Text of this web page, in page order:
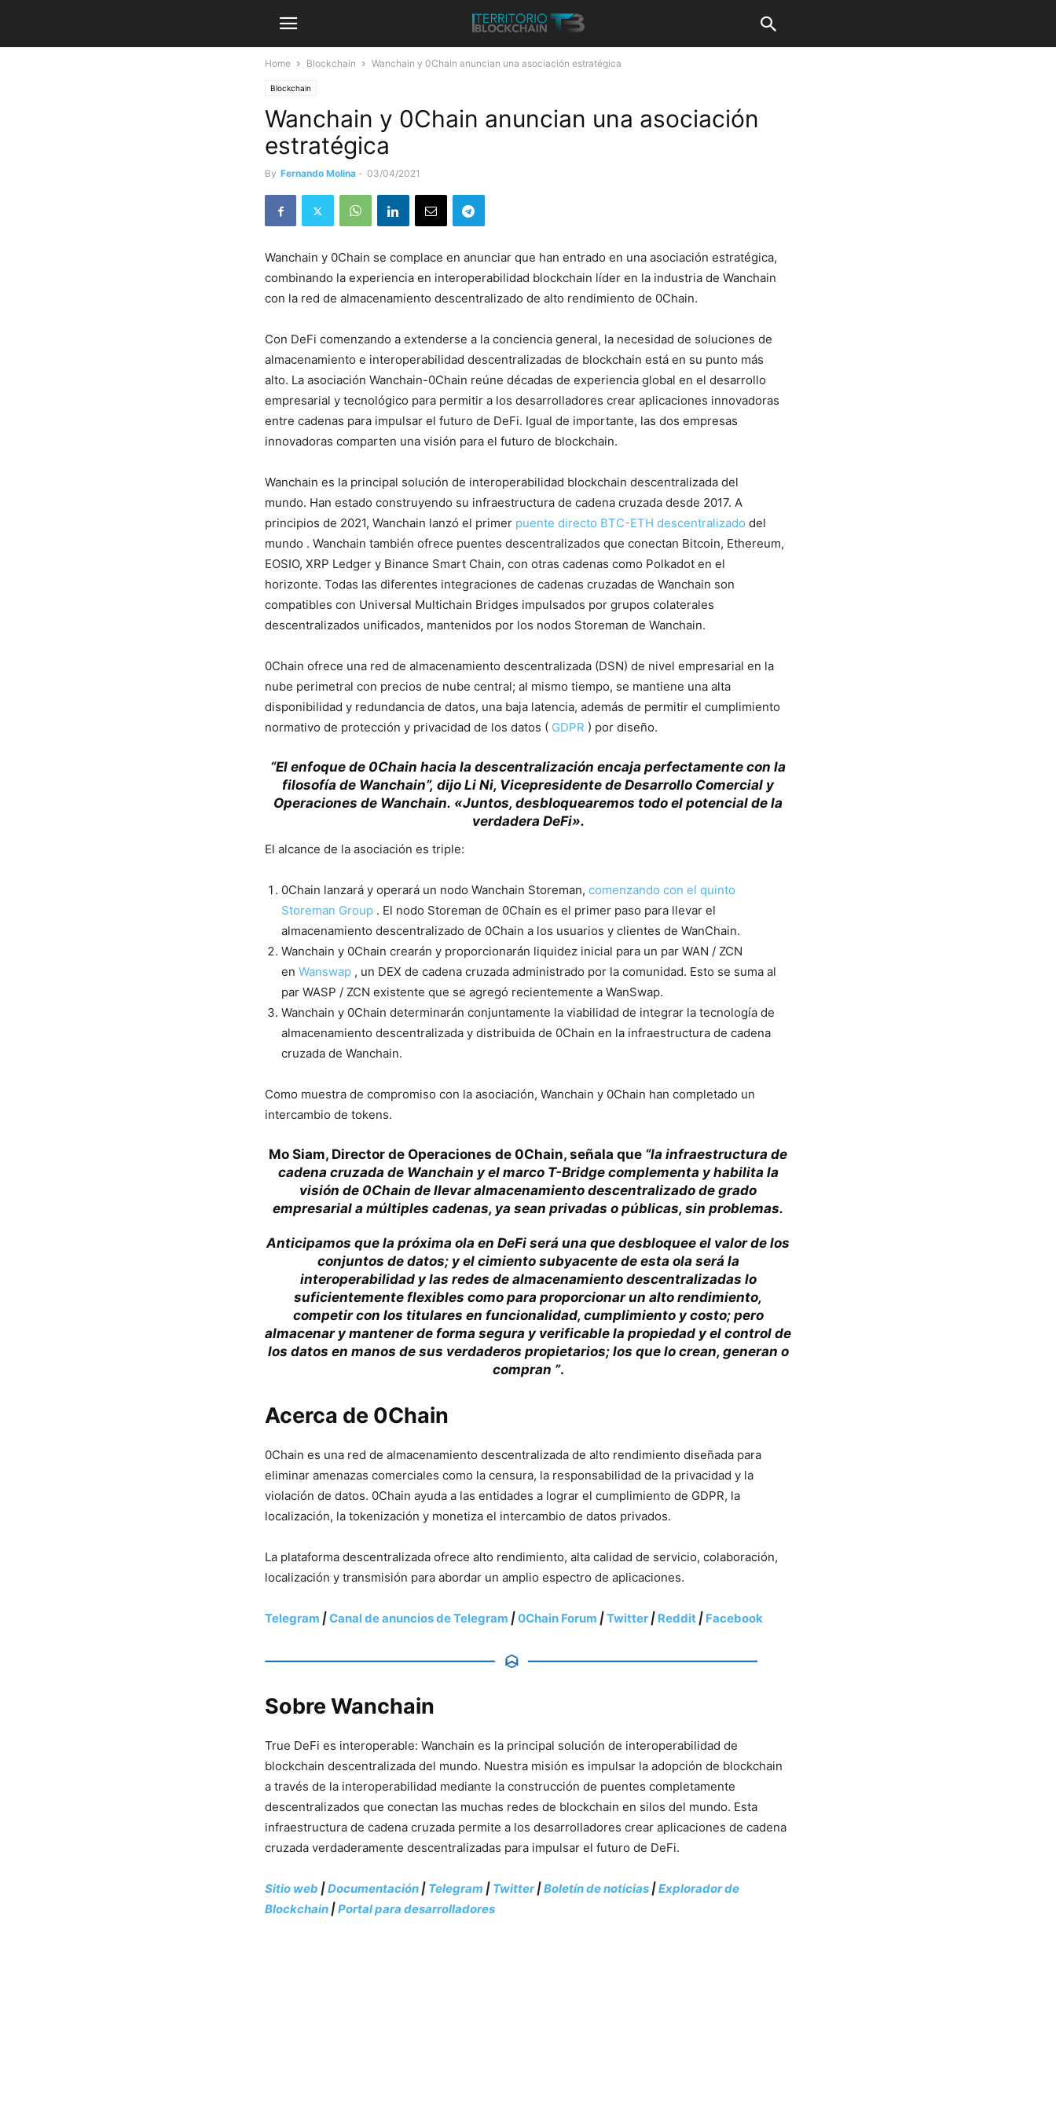
Home Blockchain Wanchain y 0Chain anuncian una asociación estratégica
Blockchain
Wanchain y 0Chain anuncian una asociación
estratégica
By Fernando Molina - 03/04/2021
Wanchain y 0Chain se complace en anunciar que han entrado en una asociación estratégica,
combinando la experiencia en interoperabilidad blockchain líder en la industria de Wanchain
con la red de almacenamiento descentralizado de alto rendimiento de 0Chain.
Con DeFi comenzando a extenderse a la conciencia general, la necesidad de soluciones de
almacenamiento e interoperabilidad descentralizadas de blockchain está en su punto más
alto. La asociación Wanchain-0Chain reúne décadas de experiencia global en el desarrollo
empresarial y tecnológico para permitir a los desarrolladores crear aplicaciones innovadoras
entre cadenas para impulsar el futuro de DeFi. Igual de importante, las dos empresas
innovadoras comparten una visión para el futuro de blockchain.
Wanchain es la principal solución de interoperabilidad blockchain descentralizada del
mundo. Han estado construyendo su infraestructura de cadena cruzada desde 2017. A
principios de 2021, Wanchain lanzó el primer puente directo BTC-ETH descentralizado del
mundo . Wanchain también ofrece puentes descentralizados que conectan Bitcoin, Ethereum,
EOSIO, XRP Ledger y Binance Smart Chain, con otras cadenas como Polkadot en el
horizonte. Todas las diferentes integraciones de cadenas cruzadas de Wanchain son
compatibles con Universal Multichain Bridges impulsados ​​por grupos colaterales
descentralizados unificados, mantenidos por los nodos Storeman de Wanchain.
0Chain ofrece una red de almacenamiento descentralizada (DSN) de nivel empresarial en la
nube perimetral con precios de nube central; al mismo tiempo, se mantiene una alta
disponibilidad y redundancia de datos, una baja latencia, además de permitir el cumplimiento
normativo de protección y privacidad de los datos ( GDPR ) por diseño.
“El enfoque de 0Chain hacia la descentralización encaja perfectamente con la
filosofía de Wanchain”, dijo Li Ni, Vicepresidente de Desarrollo Comercial y
Operaciones de Wanchain. «Juntos, desbloquearemos todo el potencial de la
verdadera DeFi».
El alcance de la asociación es triple:
0Chain lanzará y operará un nodo Wanchain Storeman, comenzando con el quinto
Storeman Group . El nodo Storeman de 0Chain es el primer paso para llevar el
almacenamiento descentralizado de 0Chain a los usuarios y clientes de WanChain.
Wanchain y 0Chain crearán y proporcionarán liquidez inicial para un par WAN / ZCN
en Wanswap , un DEX de cadena cruzada administrado por la comunidad. Esto se suma al
par WASP / ZCN existente que se agregó recientemente a WanSwap.
Wanchain y 0Chain determinarán conjuntamente la viabilidad de integrar la tecnología de
almacenamiento descentralizada y distribuida de 0Chain en la infraestructura de cadena
cruzada de Wanchain.
Como muestra de compromiso con la asociación, Wanchain y 0Chain han completado un
intercambio de tokens.
Mo Siam, Director de Operaciones de 0Chain, señala que “la infraestructura de
cadena cruzada de Wanchain y el marco T-Bridge complementa y habilita la
visión de 0Chain de llevar almacenamiento descentralizado de grado
empresarial a múltiples cadenas, ya sean privadas o públicas, sin problemas.
Anticipamos que la próxima ola en DeFi será una que desbloquee el valor de los
conjuntos de datos; y el cimiento subyacente de esta ola será la
interoperabilidad y las redes de almacenamiento descentralizadas lo
suficientemente flexibles como para proporcionar un alto rendimiento,
competir con los titulares en funcionalidad, cumplimiento y costo; pero
almacenar y mantener de forma segura y verificable la propiedad y el control de
los datos en manos de sus verdaderos propietarios; los que lo crean, generan o
compran ”.
Acerca de 0Chain
0Chain es una red de almacenamiento descentralizada de alto rendimiento diseñada para
eliminar amenazas comerciales como la censura, la responsabilidad de la privacidad y la
violación de datos. 0Chain ayuda a las entidades a lograr el cumplimiento de GDPR, la
localización, la tokenización y monetiza el intercambio de datos privados.
La plataforma descentralizada ofrece alto rendimiento, alta calidad de servicio, colaboración,
localización y transmisión para abordar un amplio espectro de aplicaciones.
Telegram |Canal de anuncios de Telegram |0Chain Forum |Twitter | Reddit | Facebook
Sobre Wanchain
True DeFi es interoperable: Wanchain es la principal solución de interoperabilidad de
blockchain descentralizada del mundo. Nuestra misión es impulsar la adopción de blockchain
a través de la interoperabilidad mediante la construcción de puentes completamente
descentralizados que conectan las muchas redes de blockchain en silos del mundo. Esta
infraestructura de cadena cruzada permite a los desarrolladores crear aplicaciones de cadena
cruzada verdaderamente descentralizadas para impulsar el futuro de DeFi.
Sitio web |Documentación | Telegram | Twitter|Boletín de noticias |Explorador de
Blockchain |Portal para desarrolladores